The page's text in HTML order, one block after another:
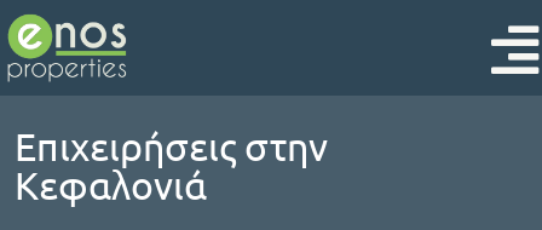
Επιχειρήσεις στην
Κεφαλονιά